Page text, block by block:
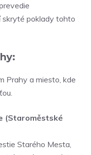
skryté poklady tohto
Prahy a miesto, kde
(Staroměstské
Starého Mesta,